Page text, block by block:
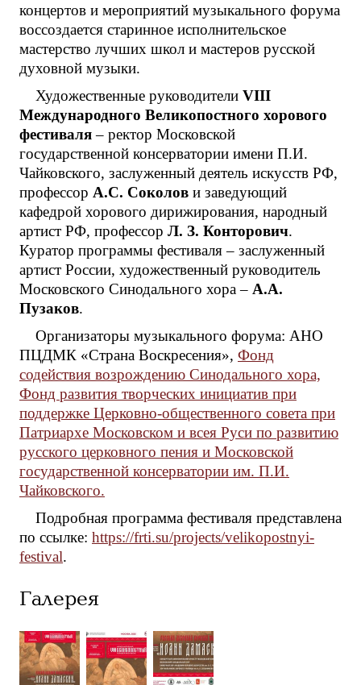
концертов и мероприятий музыкального форума
воссоздается старинное исполнительское
мастерство лучших школ и мастеров русской
духовной музыки.
Художественные руководители VIII
Международного Великопостного хорового
фестиваля– ректор Московской
государственной консерватории имени П.И.
Чайковского, заслуженный деятель искусств РФ,
профессор А.С. Соколов и заведующий
кафедрой хорового дирижирования, народный
артист РФ, профессор Л. З. Конторович.
Куратор программы фестиваля – заслуженный
артист России, художественный руководитель
Московского Синодального хора – А.А.
Пузаков.
Организаторы музыкального форума: АНО
ПЦДМК «Страна Воскресения», Фонд
содействия возрождению Синодального хора,
Фонд развития творческих инициатив при
поддержке Церковно-общественного совета при
Патриархе Московском и всея Руси по развитию
русского церковного пения и Московской
государственной консерватории им. П.И.
Чайковского.
Подробная программа фестиваля представлена
по ссылке: https://frti.su/projects/velikopostnyi-
festival.
Галерея